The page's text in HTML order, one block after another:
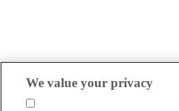
We value your privacy